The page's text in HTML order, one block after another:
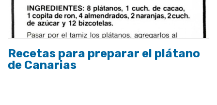
Recetas para preparar el plátano
de Canarias